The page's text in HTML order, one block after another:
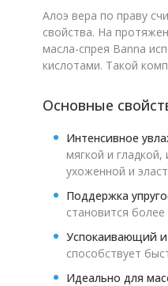
Алоэ вера по праву
свойства. На
масла-спрея Banna
кислотами. Такой
Основные
Интенсивное
мягкой и
ухоженной и
Поддержка
становится
Успокаивающий
способствует
Идеально для